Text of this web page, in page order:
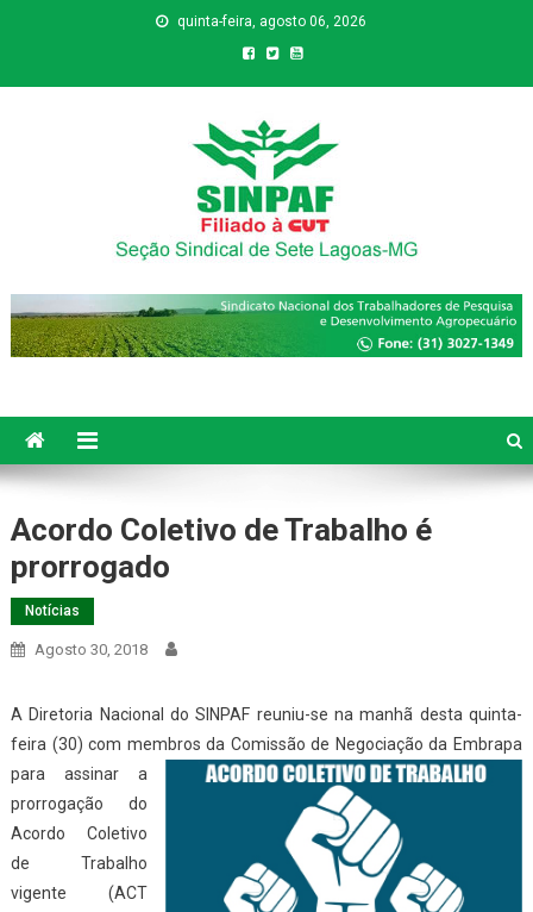
quinta-feira, agosto 06, 2026
Sinpaf
Acordo Coletivo de Trabalho é
prorrogado
Notícias
Agosto 30, 2018
A Diretoria Nacional do SINPAF reuniu-se na manhã desta quinta-
feira (30) com membros da Comissão de Negociação da Embrapa
para assinar a
prorrogação do
Acordo Coletivo
de Trabalho
vigente (ACT